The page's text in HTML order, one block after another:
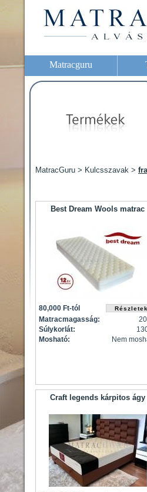
Matracguru
MatracGuru > Kulcsszavak >
Best Dream Wools matrac
80,000 Ft-tól
Matracmagasság:
Súlykorlát:
Mosható:
Nem
Craft legends kárpitos ágy